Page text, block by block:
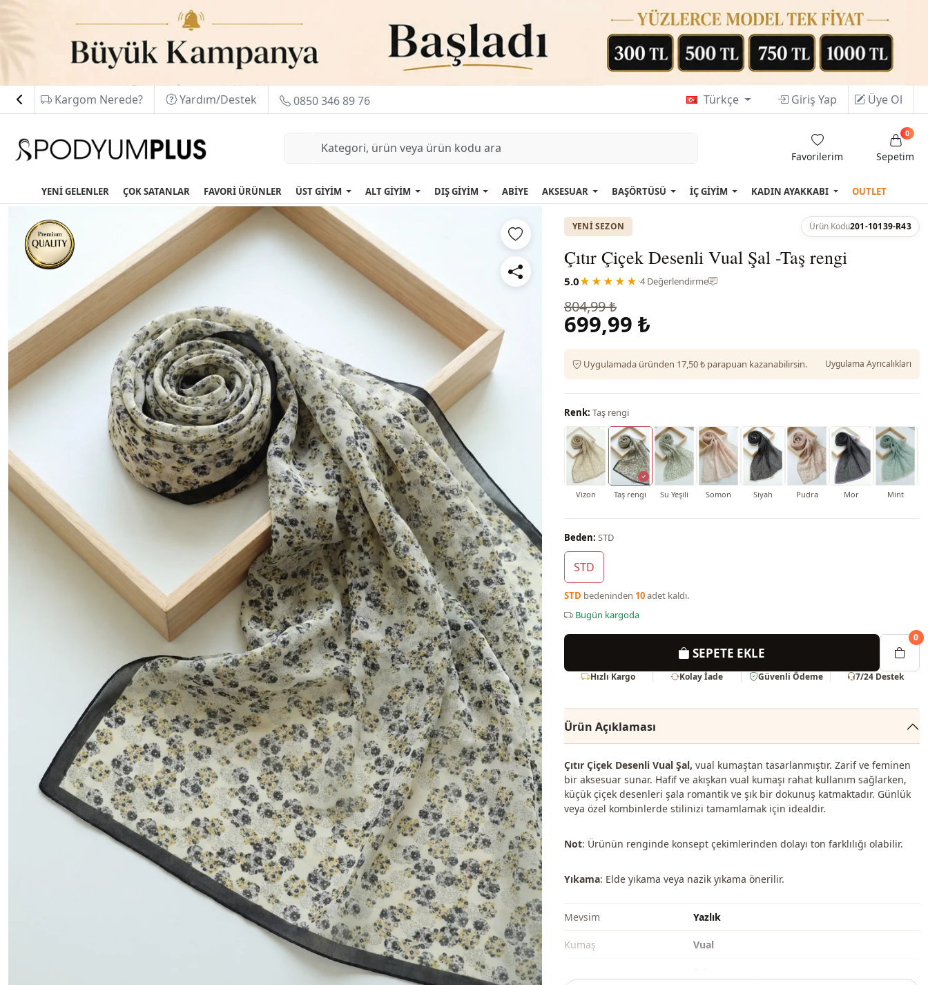
Kargom Nerede? Yardım/Destek 0850 346 89 76 Türkçe Giriş Yap Üye Ol
Favorilerim Sepetim
0
YENİ GELENLER ÇOK SATANLAR FAVORİ ÜRÜNLER ÜST GİYİM ALT GİYİM DIŞ GİYİM ABİYE AKSESUAR BAŞÖRTÜSÜ İÇ GİYİM KADIN AYAKKABI OUTLET
YENI SEZON Ürün Kodu201-10139-R43
Çıtır Çiçek Desenli Vual Şal -Taş rengi
5.0★★★★★ ·4 Değerlendirme
804,99 ₺
699,99 ₺
Uygulamada üründen 17,50 ₺ parapuan kazanabilirsin. Uygulama Ayrıcalıkları
Renk: Taş rengi
Vizon Taş rengi Su Yeşili Somon Siyah Pudra Mor Mint
Beden: STD
STD
STD bedeninden 10adet kaldı.
Bugün kargoda
SEPETE EKLE
0
Hızlı Kargo Kolay İade Güvenli Ödeme 7/24 Destek
Ürün Açıklaması
Çıtır Çiçek Desenli Vual Şal, vual kumaştan tasarlanmıştır. Zarif ve feminen
bir aksesuar sunar. Hafif ve akışkan vual kumaşı rahat kullanım sağlarken,
küçük çiçek desenleri şala romantik ve şık bir dokunuş katmaktadır. Günlük
veya özel kombinlerde stilinizi tamamlamak için idealdir.
Not: Ürünün renginde konsept çekimlerinden dolayı ton farklılığı olabilir.
Yıkama: Elde yıkama veya nazik yıkama önerilir.
Mevsi̇m Yazlık
Kumaş Vual